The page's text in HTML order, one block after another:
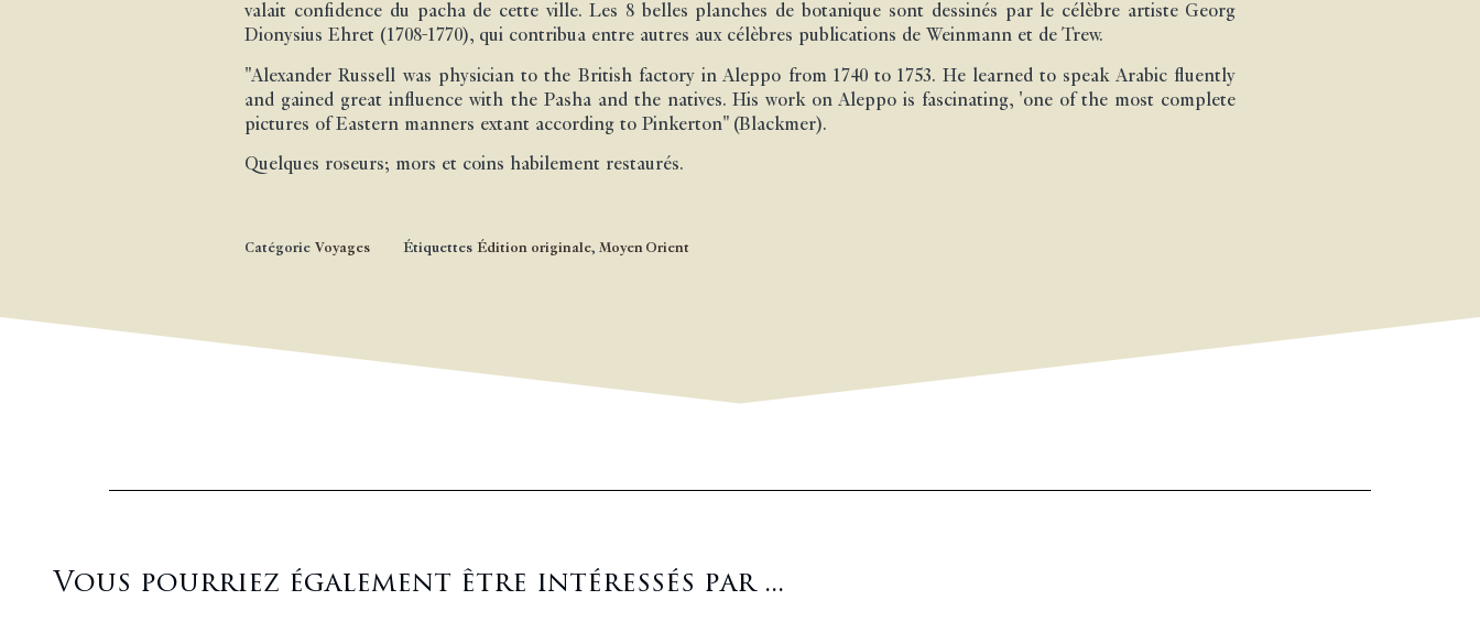
valait confidence du pacha de cette ville. Les 8 belles planches de botanique sont dessinés par le célèbre artiste Georg
Dionysius Ehret (1708-1770), qui contribua entre autres aux célèbres publications de Weinmann et de Trew.
"Alexander Russell was physician to the British factory in Aleppo from 1740 to 1753. He learned to speak Arabic fluently
and gained great influence with the Pasha and the natives. His work on Aleppo is fascinating, 'one of the most complete
pictures of Eastern manners extant according to Pinkerton" (Blackmer).
Quelques roseurs; mors et coins habilement restaurés.
Catégorie Voyages Étiquettes Édition originale, Moyen Orient
Vous pourriez également être intéressés par ...